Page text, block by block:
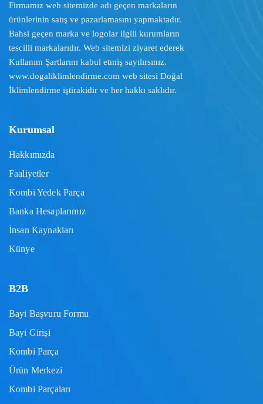
Firmamız web sitemizde adı geçen markaların
ürünlerinin satış ve pazarlamasını yapmaktadır.
Bahsi geçen marka ve logolar ilgili kurumların
tescilli markalarıdır. Web sitemizi ziyaret ederek
Kullanım Şartlarını kabul etmiş sayılırsınız.
www.dogaliklimlendirme.com web sitesi Doğal
İklimlendirme iştirakidir ve her hakkı saklıdır.
Kurumsal
Hakkımızda
Faaliyetler
Kombi Yedek Parça
Banka Hesaplarımız
İnsan Kaynakları
Künye
B2B
Bayi Başvuru Formu
Bayi Girişi
Kombi Parça
Ürün Merkezi
Kombi Parçaları